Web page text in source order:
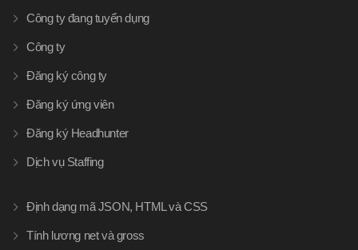
Công ty đang tuyển dụng
Công ty
Đăng ký công ty
Đăng ký ứng viên
Đăng ký Headhunter
Dịch vụ Staffing
Định dạng mã JSON, HTML và CSS
Tính lương net và gross